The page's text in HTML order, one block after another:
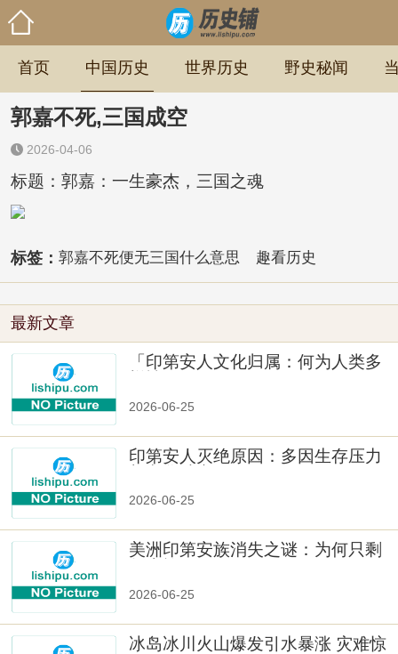
首页 中国历史 世界历史 野史秘闻
郭嘉不死,三国成空
2026-04-06
标题：郭嘉：一生豪杰，三国之魂
标签： 郭嘉不死便无三国什么意思 趣看历史
最新文章
「印第安人文化归属：何为人类多
2026-06-25
印第安人灭绝原因：多因生存压力
2026-06-25
美洲印第安族消失之谜：为何只剩
2026-06-25
冰岛冰川火山爆发引水暴涨 灾难惊